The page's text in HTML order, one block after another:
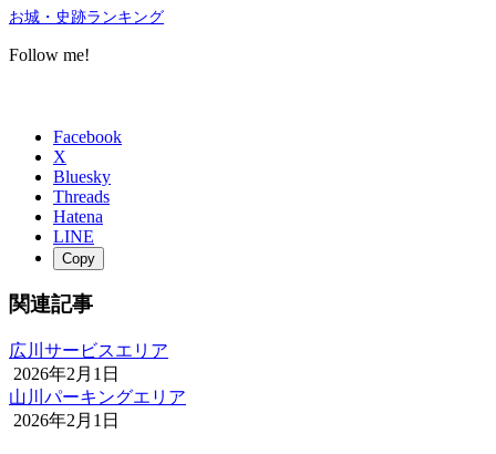
お城・史跡ランキング
Follow me!
Facebook
X
Bluesky
Threads
Hatena
LINE
Copy
関連記事
広川サービスエリア
2026年2月1日
山川パーキングエリア
2026年2月1日